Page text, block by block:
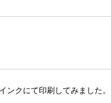
クにて印刷してみました。